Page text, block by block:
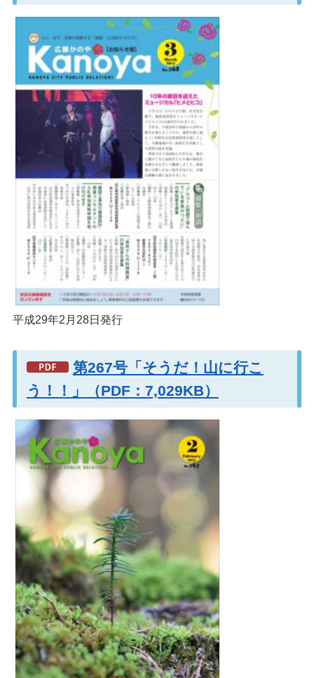
平成29年2月28日発行
第267号「そうだ！山に行こ
う！！」（PDF：7,029KB）